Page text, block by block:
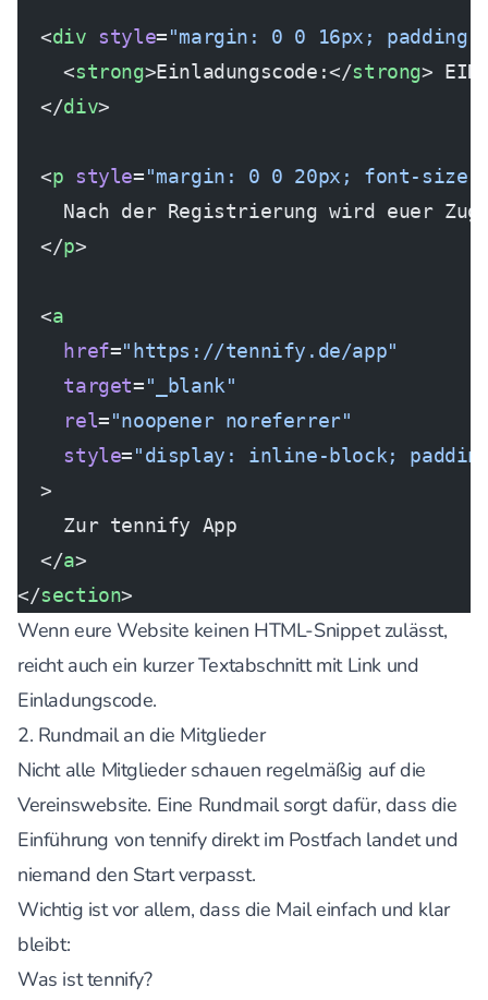
  <
div style="margin: 0 0 16px;
    <
strong>Einladungscode:</strong>
  </
div>
  <
p style="margin: 0 0 20px; font-size:
Nach der Registrierung wird euer
  </
p>
  <
a
    href
="https://tennify.de/app"
    target
="_blank"
    rel
="noopener noreferrer"
    style
="display: inline-block;
  >
    Zur tennify App
  </
a>
</section>
Wenn eure Website keinen HTML-Snippet zulässt,
reicht auch ein kurzer Textabschnitt mit Link und
Einladungscode.
2. Rundmail an die Mitglieder
Nicht alle Mitglieder schauen regelmäßig auf die
Vereinswebsite. Eine Rundmail sorgt dafür, dass die
Einführung von tennify direkt im Postfach landet und
niemand den Start verpasst.
Wichtig ist vor allem, dass die Mail einfach und klar
bleibt:
Was ist tennify?